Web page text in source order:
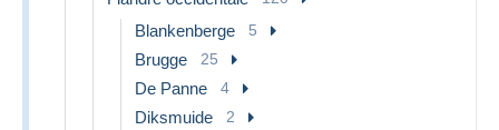
Blankenberge 5
Brugge 25
De Panne 4
Diksmuide 2